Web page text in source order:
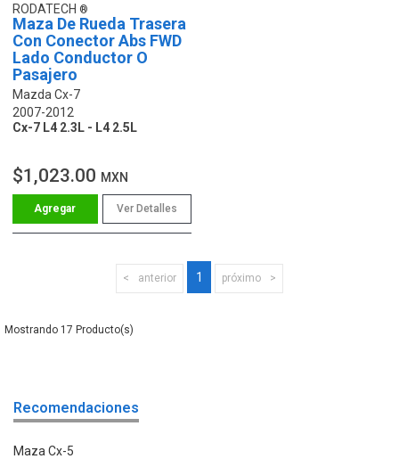
RODATECH
Maza De Rueda Trasera
Con Conector Abs FWD
Lado Conductor O
Pasajero
Mazda Cx-7
2007-2012
Cx-7 L4 2.3L - L4 2.5L
$1,023.00 MXN
Ver Detalles
anterior 1 próximo
17
Recomendaciones
Maza Cx-5